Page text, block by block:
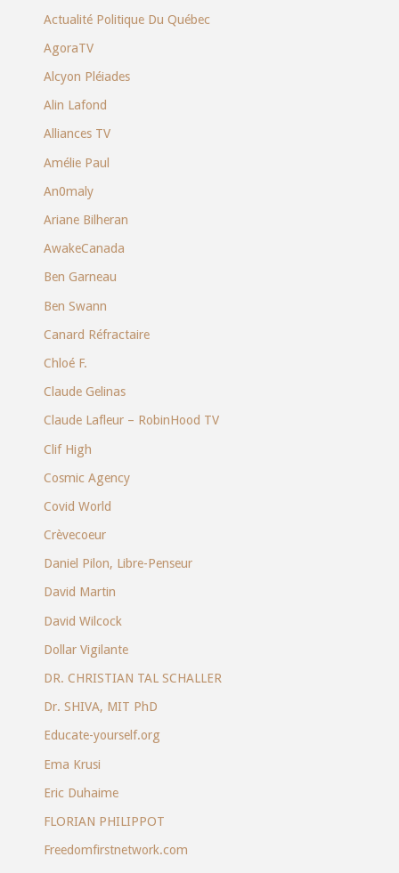
Actualité Politique Du Québec
AgoraTV
Alcyon Pléiades
Alin Lafond
Alliances TV
Amélie Paul
An0maly
Ariane Bilheran
AwakeCanada
Ben Garneau
Ben Swann
Canard Réfractaire
Chloé F.
Claude Gelinas
Claude Lafleur – RobinHood TV
Clif High
Cosmic Agency
Covid World
Crèvecoeur
Daniel Pilon, Libre-Penseur
David Martin
David Wilcock
Dollar Vigilante
DR. CHRISTIAN TAL SCHALLER
Dr. SHIVA, MIT PhD
Educate-yourself.org
Ema Krusi
Eric Duhaime
FLORIAN PHILIPPOT
Freedomfirstnetwork.com